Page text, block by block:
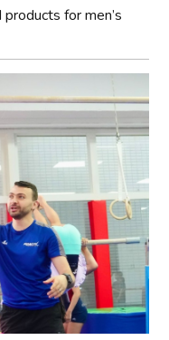
for men’s